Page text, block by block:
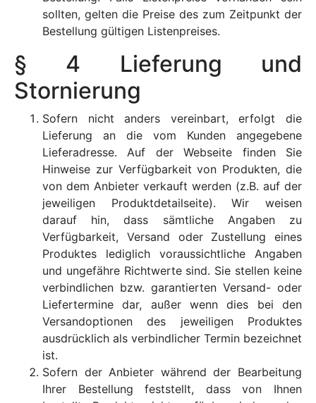
sollten, gelten die Preise des zum Zeitpunkt der
Bestellung gültigen Listenpreises.
§ 4 Lieferung und
Stornierung
Sofern nicht anders vereinbart, erfolgt die
Lieferung an die vom Kunden angegebene
Lieferadresse. Auf der Webseite finden Sie
Hinweise zur Verfügbarkeit von Produkten, die
von dem Anbieter verkauft werden (z.B. auf der
jeweiligen Produktdetailseite). Wir weisen
darauf hin, dass sämtliche Angaben zu
Verfügbarkeit, Versand oder Zustellung eines
Produktes lediglich voraussichtliche Angaben
und ungefähre Richtwerte sind. Sie stellen keine
verbindlichen bzw. garantierten Versand- oder
Liefertermine dar, außer wenn dies bei den
Versandoptionen des jeweiligen Produktes
ausdrücklich als verbindlicher Termin bezeichnet
ist.
Sofern der Anbieter während der Bearbeitung
Ihrer Bestellung feststellt, dass von Ihnen